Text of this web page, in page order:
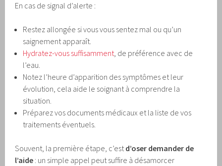
En cas de signal d’alerte :
Restez allongée si vous vous sentez mal ou qu’un
saignement apparaît.
Hydratez-vous suffisamment, de préférence avec de
l’eau.
Notez l’heure d’apparition des symptômes et leur
évolution, cela aide le soignant à comprendre la
situation.
Préparez vos documents médicaux et la liste de vos
traitements éventuels.
Souvent, la première étape, c’estd’oser demander de
l’aide : un simple appel peut suffire à désamorcer